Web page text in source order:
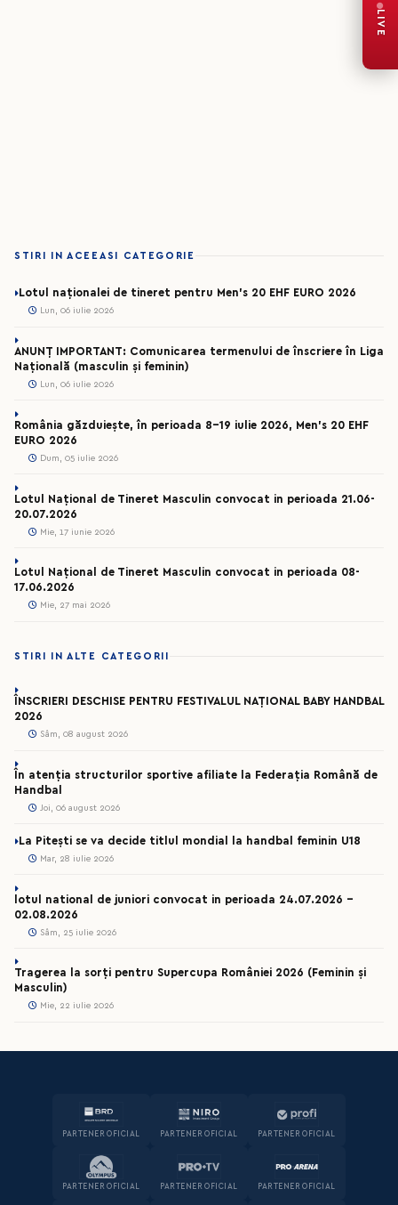
STIRI IN ACEEASI CATEGORIE
Lotul naționalei de tineret pentru Men’s 20 EHF EURO 2026
Lun, 06 iulie 2026
ANUNȚ IMPORTANT: Comunicarea termenului de înscriere în Liga
Națională (masculin și feminin)
Lun, 06 iulie 2026
România găzduiește, în perioada 8-19 iulie 2026, Men’s 20 EHF
EURO 2026
Dum, 05 iulie 2026
Lotul Național de Tineret Masculin convocat in perioada 21.06-
20.07.2026
Mie, 17 iunie 2026
Lotul Național de Tineret Masculin convocat in perioada 08-
17.06.2026
Mie, 27 mai 2026
STIRI IN ALTE CATEGORII
ÎNSCRIERI DESCHISE PENTRU FESTIVALUL NAȚIONAL BABY HANDBAL
2026
Sâm, 08 august 2026
În atenția structurilor sportive afiliate la Federația Română de
Handbal
Joi, 06 august 2026
La Pitești se va decide titlul mondial la handbal feminin U18
Mar, 28 iulie 2026
lotul national de juniori convocat in perioada 24.07.2026 –
02.08.2026
Sâm, 25 iulie 2026
Tragerea la sorți pentru Supercupa României 2026 (Feminin și
Masculin)
Mie, 22 iulie 2026
PARTENER OFICIAL PARTENER OFICIAL PARTENER OFICIAL
PARTENER OFICIAL PARTENER OFICIAL PARTENER OFICIAL
LIVE